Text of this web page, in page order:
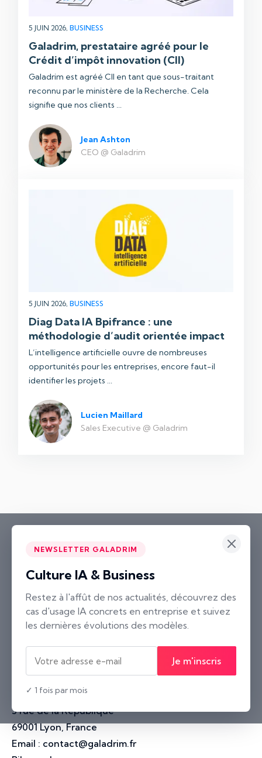
5 JUIN 2026, BUSINESS
Galadrim, prestataire agréé pour le
Crédit d’impôt innovation (CII)
Galadrim est agréé CII en tant que sous-traitant
reconnu par le ministère de la Recherche. Cela
signifie que nos clients ...
Jean Ashton
CEO @ Galadrim
5 JUIN 2026, BUSINESS
Diag Data IA Bpifrance : une
méthodologie d’audit orientée impact
L’intelligence artificielle ouvre de nombreuses
opportunités pour les entreprises, encore faut-il
identifier les projets ...
Lucien Maillard
Sales Executive @ Galadrim
NEWSLETTER GALADRIM
Culture IA & Business
Restez à l'affût de nos actualités, découvrez des
cas d'usage IA concrets en entreprise et suivez
les dernières évolutions des modèles.
Je m'inscris
✓ 1 fois par mois
Paris
2 rue Neuve Saint-Pierre
75004 Paris, France
Nantes
10 rue Voltaire
44000 Nantes, France
Lyon
3 rue de la République
69001 Lyon, France
Email : contact@galadrim.fr